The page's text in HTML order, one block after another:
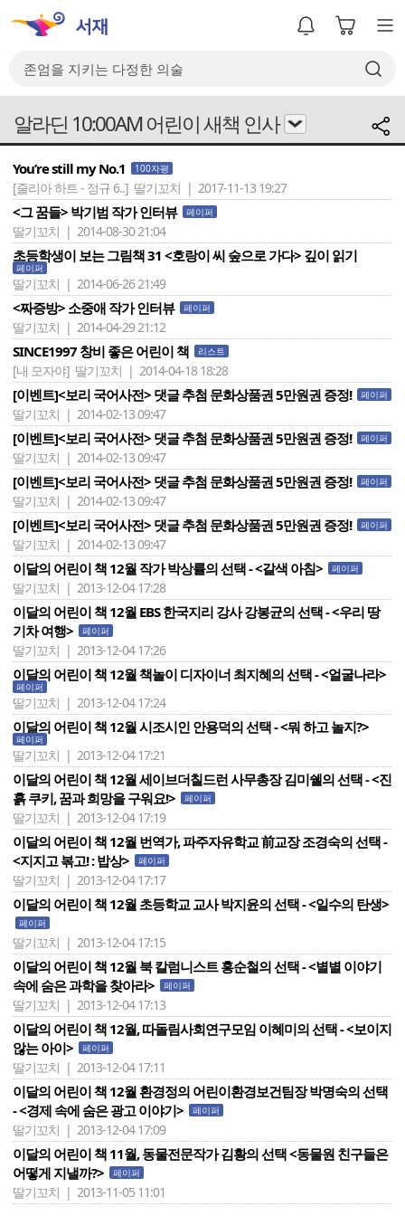
알라딘 10:00AM 어린이 새책 인사
You’re still my No.1 100자평
[줄리아 하트 - 정규 6..] 딸기꼬치 | 2017-11-13 19:27
<그 꿈들> 박기범 작가 인터뷰 페이퍼
딸기꼬치 | 2014-08-30 21:04
초등학생이 보는 그림책 31 <호랑이 씨 숲으로 가다> 깊이 읽기
페이퍼
딸기꼬치 | 2014-06-26 21:49
<짜증방> 소중애 작가 인터뷰 페이퍼
딸기꼬치 | 2014-04-29 21:12
SINCE1997 창비 좋은 어린이 책 리스트
[내 모자야] 딸기꼬치 | 2014-04-18 18:28
[이벤트]<보리 국어사전> 댓글 추첨 문화상품권 5만원권 증정! 페이퍼
딸기꼬치 | 2014-02-13 09:47
[이벤트]<보리 국어사전> 댓글 추첨 문화상품권 5만원권 증정! 페이퍼
딸기꼬치 | 2014-02-13 09:47
[이벤트]<보리 국어사전> 댓글 추첨 문화상품권 5만원권 증정! 페이퍼
딸기꼬치 | 2014-02-13 09:47
[이벤트]<보리 국어사전> 댓글 추첨 문화상품권 5만원권 증정! 페이퍼
딸기꼬치 | 2014-02-13 09:47
이달의 어린이 책 12월 작가 박상률의 선택 - <갈색 아침> 페이퍼
딸기꼬치 | 2013-12-04 17:28
이달의 어린이 책 12월 EBS 한국지리 강사 강봉균의 선택 - <우리 땅
기차 여행>
페이퍼
딸기꼬치 | 2013-12-04 17:26
이달의 어린이 책 12월 책놀이 디자이너 최지혜의 선택 - <얼굴나라>
페이퍼
딸기꼬치 | 2013-12-04 17:24
이달의 어린이 책 12월 시조시인 안용덕의 선택 - <뭐 하고 놀지?>
페이퍼
딸기꼬치 | 2013-12-04 17:21
이달의 어린이 책 12월 세이브더칠드런 사무총장 김미쉘의 선택 - <진
흙 쿠키, 꿈과 희망을 구워요!>
페이퍼
딸기꼬치 | 2013-12-04 17:19
이달의 어린이 책 12월 번역가, 파주자유학교 前교장 조경숙의 선택 -
<지지고 볶고! : 밥상>
페이퍼
딸기꼬치 | 2013-12-04 17:17
이달의 어린이 책 12월 초등학교 교사 박지윤의 선택 - <일수의 탄생>
페이퍼
딸기꼬치 | 2013-12-04 17:15
이달의 어린이 책 12월 북 칼럼니스트 홍순철의 선택 - <별별 이야기
속에 숨은 과학을 찾아라>
페이퍼
딸기꼬치 | 2013-12-04 17:13
이달의 어린이 책 12월, 따돌림사회연구모임 이혜미의 선택 - <보이지
않는 아이>
페이퍼
딸기꼬치 | 2013-12-04 17:11
이달의 어린이 책 12월 환경정의 어린이환경보건팀장 박명숙의 선택
- <경제 속에 숨은 광고 이야기>
페이퍼
딸기꼬치 | 2013-12-04 17:09
이달의 어린이 책 11월, 동물전문작가 김황의 선택 <동물원 친구들은
어떻게 지낼까?>
페이퍼
딸기꼬치 | 2013-11-05 11:01